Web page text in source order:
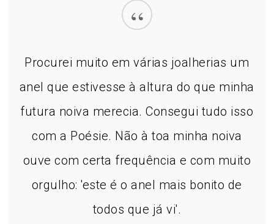
“
Procurei muito em várias joalherias um
anel que estivesse à altura do que minha
futura noiva merecia. Consegui tudo isso
com a Poésie. Não à toa minha noiva
ouve com certa frequência e com muito
orgulho: 'este é o anel mais bonito de
todos que já vi'.